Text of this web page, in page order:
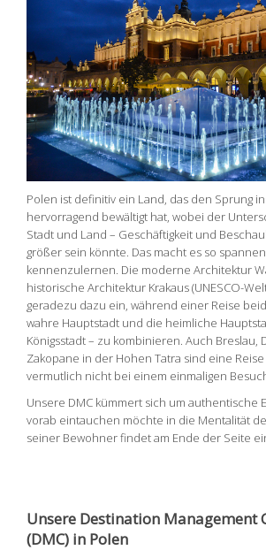
Polen ist definitiv ein Land, das den Sprung
hervorragend bewältigt hat, wobei der
Stadt und Land – Geschäftigkeit und
größer sein könnte. Das macht es so
kennenzulernen. Die moderne Architektur
historische Architektur Krakaus (UNESCO-
geradezu dazu ein, während einer Reise
wahre Hauptstadt und die heimliche
Königsstadt – zu kombinieren. Auch Breslau,
Zakopane in der Hohen Tatra sind eine
vermutlich nicht bei einem einmaligen
Unsere DMC kümmert sich um authentische
vorab eintauchen möchte in die Mentalität
seiner Bewohner findet am Ende der Seite
Unsere Destination Management
(DMC) in Polen